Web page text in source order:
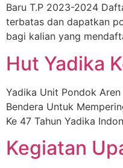
Baru T.P 2023-2024
terbatas dan dapatkan
bagi kalian yang
Hut Yadika
Yadika Unit Pondok
Bendera Untuk
Ke 47 Tahun Yadika
Kegiatan